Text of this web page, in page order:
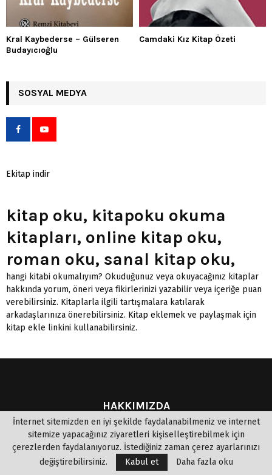
Kral Kaybederse – Gülseren
Budayıcıoğlu
Camdaki Kız Kitap Özeti
SOSYAL MEDYA
Ekitap indir
kitap oku, kitapoku okuma
kitapları, online kitap oku,
roman oku, sanal kitap oku,
hangi kitabi okumalıyım? Okuduğunuz veya okuyacağınız kitaplar
hakkında yorum, öneri veya fikirlerinizi yazabilir veya içeriğe puan
verebilirsiniz. Kitaplarla ilgili tartışmalara katılarak
arkadaşlarınıza önerebilirsiniz. Kitap eklemek ve paylaşmak için
kitap ekle linkini kullanabilirsiniz.
HAKKIMIZDA
Web sayfamız, 5651 sayılı yasaya göre hizmet vermektedir. İlgili
yasaya göre, site yönetiminin hukuka aykırı içerikleri denetim
yapma yükümlülüğü yoktur. Bu sebeple, sitemiz "uyar ve kaldır"
prensibini benimsemiştir. Bu site de, Eserlerden kısa alıntı
İnternet sitemizden en iyi şekilde faydalanabilmeniz ve internet
sitemize yapacağınız ziyaretleri kişiselleştirebilmek için
çerezlerden faydalanıyoruz. İstediğiniz zaman çerez ayarlarınızı
değiştirebilirsiniz.
Kabul et Daha fazla oku